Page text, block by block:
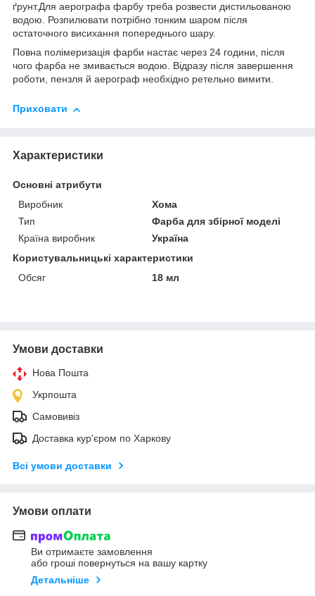
ґрунт.Для аерографа фарбу треба розвести дистильованою
водою. Розпилювати потрібно тонким шаром після
остаточного висихання попереднього шару.
Повна полімеризація фарби настає через 24 години, після
чого фарба не змивається водою. Відразу після завершення
роботи, пензля й аерограф необхідно ретельно вимити.
Приховати
Характеристики
Основні атрибути
Виробник
Хома
Тип
Фарба для збірної моделі
Країна виробник
Україна
Користувальницькі характеристики
Обсяг
18 мл
Умови доставки
Нова Пошта
Укрпошта
Самовивіз
Доставка кур'єром по Харкову
Всі умови доставки
Умови оплати
Ви отримаєте замовлення
або гроші повернуться на вашу картку
Детальніше